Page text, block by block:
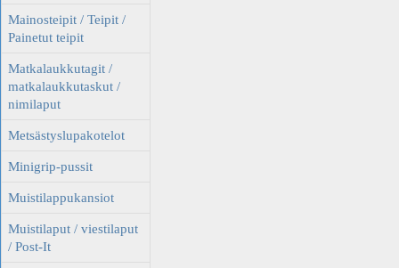
Mainosteipit / Teipit /
Painetut teipit
Matkalaukkutagit /
matkalaukkutaskut /
nimilaput
Metsästyslupakotelot
Minigrip-pussit
Muistilappukansiot
Muistilaput / viestilaput
/ Post-It